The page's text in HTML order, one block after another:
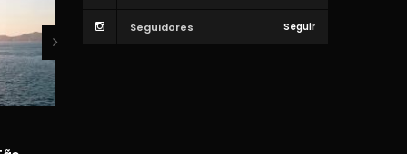
Seguidores Seguir